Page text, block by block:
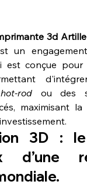
3d
un
est conçue pour
hot-rod ou des
maximisant
3D :
d’une